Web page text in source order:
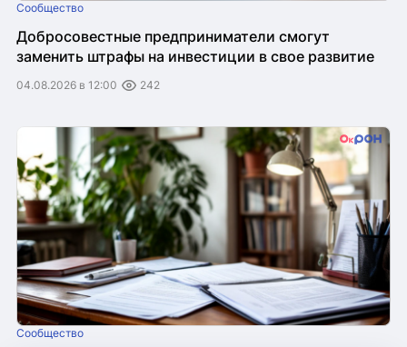
Сообщество
Добросовестные предприниматели смогут
заменить штрафы на инвестиции в свое развитие
04.08.2026 в 12:00 242
Сообщество